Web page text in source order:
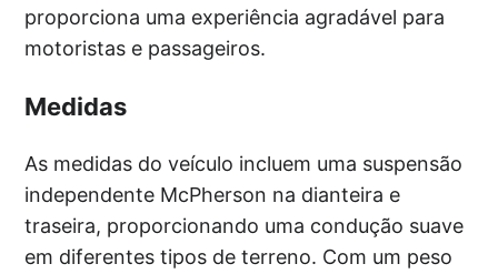
proporciona uma experiência agradável para
motoristas e passageiros.
Medidas
As medidas do veículo incluem uma suspensão
independente McPherson na dianteira e
traseira, proporcionando uma condução suave
em diferentes tipos de terreno. Com um peso